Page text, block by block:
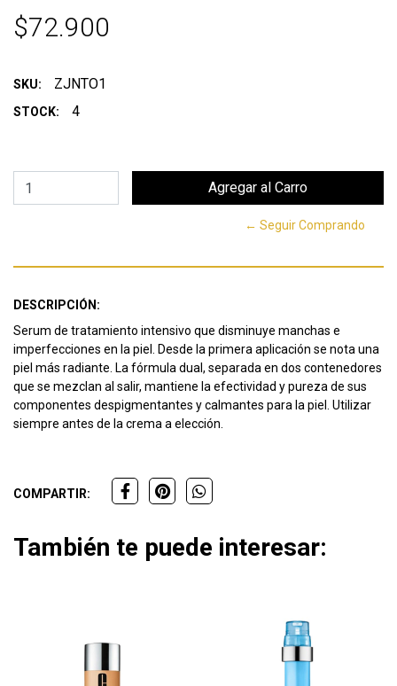
$72.900
SKU: ZJNTO1
STOCK: 4
← Seguir Comprando
DESCRIPCIÓN:
Serum de tratamiento intensivo que disminuye manchas e
imperfecciones en la piel. Desde la primera aplicación se nota una
piel más radiante. La fórmula dual, separada en dos contenedores
que se mezclan al salir, mantiene la efectividad y pureza de sus
componentes despigmentantes y calmantes para la piel. Utilizar
siempre antes de la crema a elección.
COMPARTIR:
También te puede interesar: